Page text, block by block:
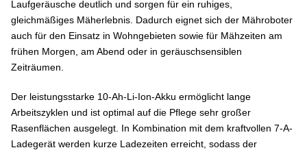
Laufgeräusche deutlich und sorgen für ein ruhiges,
gleichmäßiges Mäherlebnis. Dadurch eignet sich der Mähroboter
auch für den Einsatz in Wohngebieten sowie für Mähzeiten am
frühen Morgen, am Abend oder in geräuschsensiblen
Zeiträumen.
Der leistungsstarke 10-Ah-Li-Ion-Akku ermöglicht lange
Arbeitszyklen und ist optimal auf die Pflege sehr großer
Rasenflächen ausgelegt. In Kombination mit dem kraftvollen 7-A-
Ladegerät werden kurze Ladezeiten erreicht, sodass der